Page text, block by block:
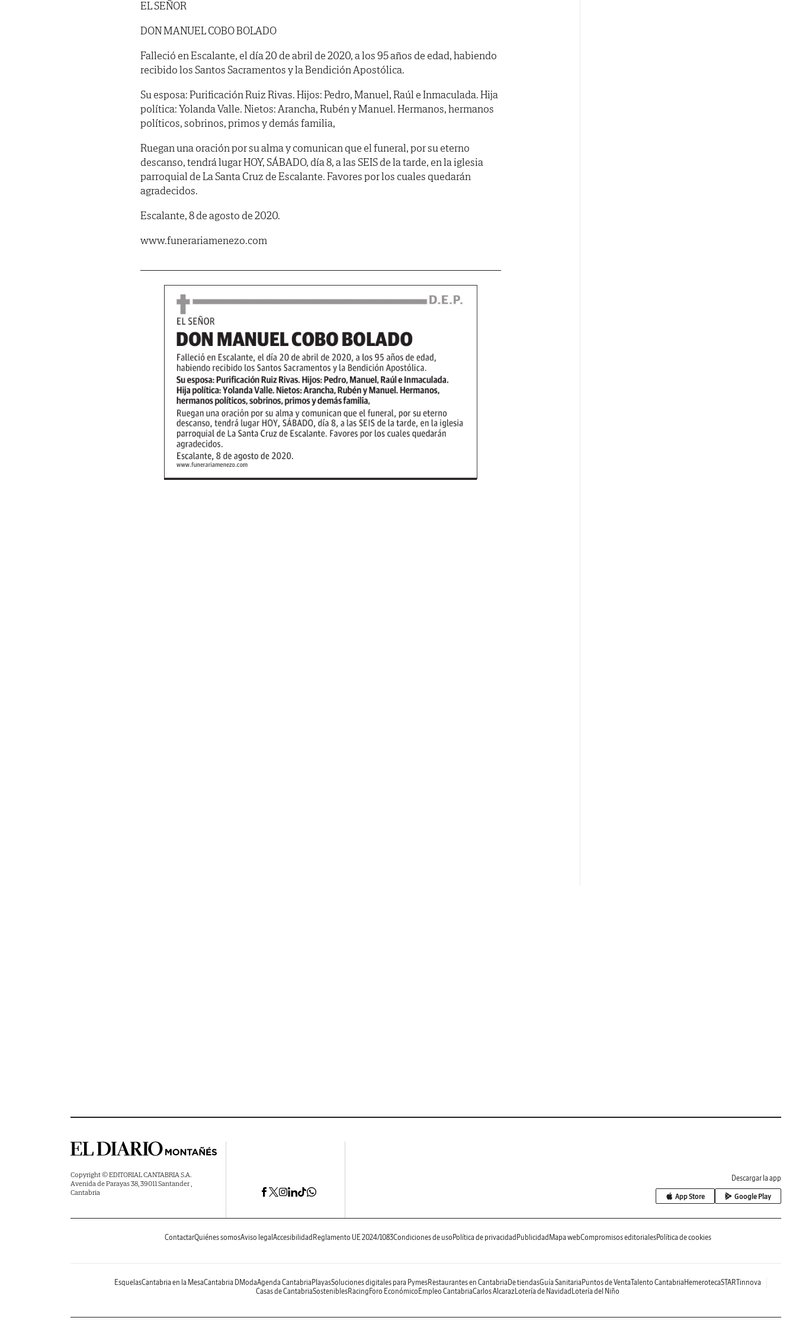
EL SEÑOR
DON MANUEL COBO BOLADO
Falleció en Escalante, el día 20 de abril de 2020, a los 95 años de edad, habiendo
recibido los Santos Sacramentos y la Bendición Apostólica.
Su esposa: Purificación Ruiz Rivas. Hijos: Pedro, Manuel, Raúl e Inmaculada. Hija
política: Yolanda Valle. Nietos: Arancha, Rubén y Manuel. Hermanos, hermanos
políticos, sobrinos, primos y demás familia,
Ruegan una oración por su alma y comunican que el funeral, por su eterno
descanso, tendrá lugar HOY, SÁBADO, día 8, a las SEIS de la tarde, en la iglesia
parroquial de La Santa Cruz de Escalante. Favores por los cuales quedarán
agradecidos.
Escalante, 8 de agosto de 2020.
www.funerariamenezo.com
Copyright © EDITORIAL CANTABRIA S.A.
Avenida de Parayas 38, 39011 Santander ,
Cantabria
Descargar la app
App Store Google Play
ContactarQuiénes somosAviso legal Accesibilidad Reglamento UE 2024/1083Condiciones de uso Política de privacidad Publicidad Mapa webCompromisos editorialesPolítica de cookies
EsquelasCantabria en la MesaCantabria DModaAgenda Cantabria PlayasSoluciones digitales para PymesRestaurantes en Cantabria De tiendasGuía Sanitaria Puntos de VentaTalento Cantabria HemerotecaSTARTinnova
Casas de CantabriaSosteniblesRacing Foro Económico Empleo CantabriaCarlos AlcarazLotería de Navidad Lotería del Niño